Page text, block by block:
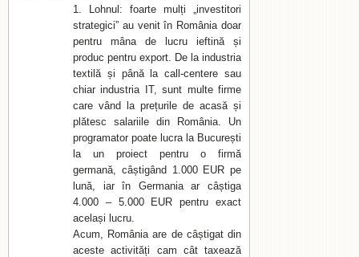
1. Lohnul: foarte mulți „investitori
strategici” au venit în România doar
pentru mâna de lucru ieftină și
produc pentru export. De la industria
textilă și până la call-centere sau
chiar industria IT, sunt multe firme
care vând la prețurile de acasă și
plătesc salariile din România. Un
programator poate lucra la București
la un proiect pentru o firmă
germană, câștigând 1.000 EUR pe
lună, iar în Germania ar câștiga
4.000 – 5.000 EUR pentru exact
același lucru.
Acum, România are de câștigat din
aceste activități cam cât taxează